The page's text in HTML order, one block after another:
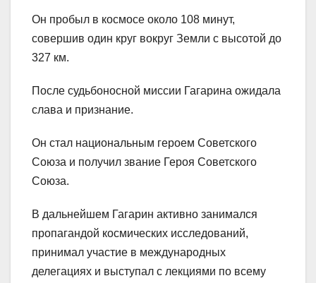
Он пробыл в космосе около 108 минут,
совершив один круг вокруг Земли с высотой до
327 км.
После судьбоносной миссии Гагарина ожидала
слава и признание.
Он стал национальным героем Советского
Союза и получил звание Героя Советского
Союза.
В дальнейшем Гагарин активно занимался
пропагандой космических исследований,
принимал участие в международных
делегациях и выступал с лекциями по всему